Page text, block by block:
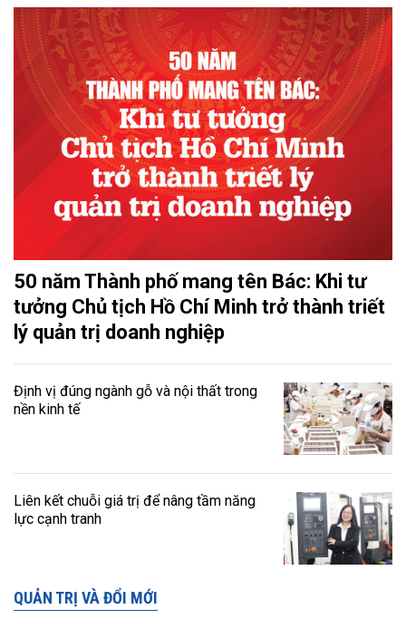
50 năm Thành phố mang tên Bác: Khi tư
tưởng Chủ tịch Hồ Chí Minh trở thành triết
lý quản trị doanh nghiệp
Định vị đúng ngành gỗ và nội thất trong
nền kinh tế
Liên kết chuỗi giá trị để nâng tầm năng
lực cạnh tranh
QUẢN TRỊ VÀ ĐỔI MỚI